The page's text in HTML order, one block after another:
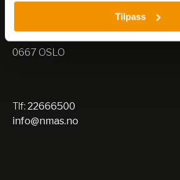
Tilpass
0667 OSLO
Tlf: 22666500
info@nmas.no